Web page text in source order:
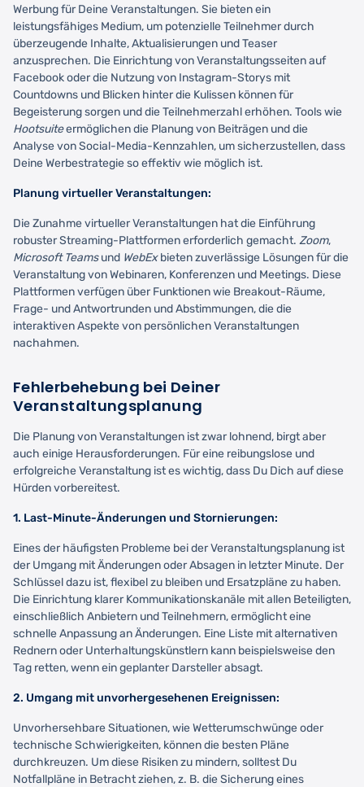
Werbung für Deine Veranstaltungen. Sie bieten ein
leistungsfähiges Medium, um potenzielle Teilnehmer durch
überzeugende Inhalte, Aktualisierungen und Teaser
anzusprechen. Die Einrichtung von Veranstaltungsseiten auf
Facebook oder die Nutzung von Instagram-Storys mit
Countdowns und Blicken hinter die Kulissen können für
Begeisterung sorgen und die Teilnehmerzahl erhöhen. Tools wie
Hootsuiteermöglichen die Planung von Beiträgen und die
Analyse von Social-Media-Kennzahlen, um sicherzustellen, dass
Deine Werbestrategie so effektiv wie möglich ist.
Planung virtueller Veranstaltungen:
Die Zunahme virtueller Veranstaltungen hat die Einführung
robuster Streaming-Plattformen erforderlich gemacht. Zoom,
Microsoft Teamsund WebExbieten zuverlässige Lösungen für die
Veranstaltung von Webinaren, Konferenzen und Meetings. Diese
Plattformen verfügen über Funktionen wie Breakout-Räume,
Frage- und Antwortrunden und Abstimmungen, die die
interaktiven Aspekte von persönlichen Veranstaltungen
nachahmen.
Fehlerbehebung bei Deiner
Veranstaltungsplanung
Die Planung von Veranstaltungen ist zwar lohnend, birgt aber
auch einige Herausforderungen. Für eine reibungslose und
erfolgreiche Veranstaltung ist es wichtig, dass Du Dich auf diese
Hürden vorbereitest.
1. Last-Minute-Änderungen und Stornierungen:
Eines der häufigsten Probleme bei der Veranstaltungsplanung ist
der Umgang mit Änderungen oder Absagen in letzter Minute. Der
Schlüssel dazu ist, flexibel zu bleiben und Ersatzpläne zu haben.
Die Einrichtung klarer Kommunikationskanäle mit allen Beteiligten,
einschließlich Anbietern und Teilnehmern, ermöglicht eine
schnelle Anpassung an Änderungen. Eine Liste mit alternativen
Rednern oder Unterhaltungskünstlern kann beispielsweise den
Tag retten, wenn ein geplanter Darsteller absagt.
2. Umgang mit unvorhergesehenen Ereignissen:
Unvorhersehbare Situationen, wie Wetterumschwünge oder
technische Schwierigkeiten, können die besten Pläne
durchkreuzen. Um diese Risiken zu mindern, solltest Du
Notfallpläne in Betracht ziehen, z. B. die Sicherung eines